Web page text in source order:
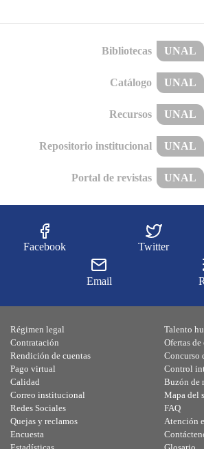
Bibliotecas UNAL
Catálogo UNAL
Recursos UNAL
Repositorio institucional UNAL
Portal de revistas UNAL
Facebook Twitter
Email
Régimen legal
Contratación
Rendición de cuentas
Pago virtual
Calidad
Talento
Ofertas de
Concurso
Control
Buzón de
Correo institucional
Redes Sociales
Quejas y reclamos
Encuesta
Mapa del
FAQ
Atención